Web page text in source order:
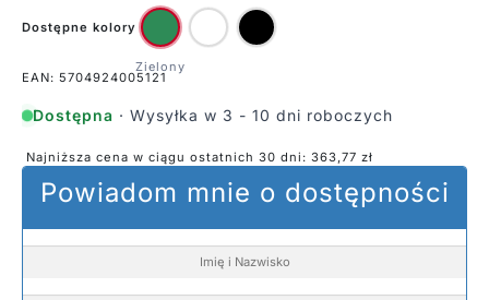
Dostępne kolory
EAN: 5704924005121
Dostępna · Wysyłka w 3 - 10 dni roboczych
Najniższa cena w ciągu ostatnich 30 dni: 363,77 zł
Powiadom mnie o dostępności